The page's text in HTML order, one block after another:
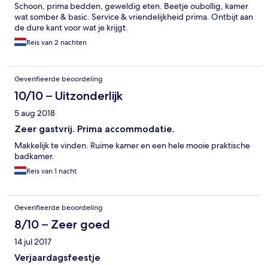
Schoon, prima bedden, geweldig eten. Beetje oubollig, kamer
wat somber & basic. Service & vriendelijkheid prima. Ontbijt aan
de dure kant voor wat je krijgt.
Reis van 2 nachten
Geverifieerde beoordeling
10/10 – Uitzonderlijk
5 aug 2018
Zeer gastvrij. Prima accommodatie.
Makkelijk te vinden. Ruime kamer en een hele mooie praktische
badkamer.
Reis van 1 nacht
Geverifieerde beoordeling
8/10 – Zeer goed
14 jul 2017
Verjaardagsfeestje